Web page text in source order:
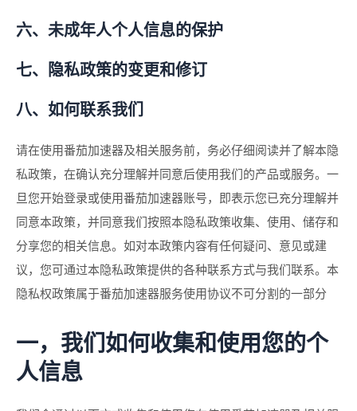
六、未成年人个人信息的保护
七、隐私政策的变更和修订
八、如何联系我们
请在使用番茄加速器及相关服务前，务必仔细阅读并了解本隐
私政策，在确认充分理解并同意后使用我们的产品或服务。一
旦您开始登录或使用番茄加速器账号，即表示您已充分理解并
同意本政策，并同意我们按照本隐私政策收集、使用、储存和
分享您的相关信息。如对本政策内容有任何疑问、意见或建
议，您可通过本隐私政策提供的各种联系方式与我们联系。本
隐私权政策属于番茄加速器服务使用协议不可分割的一部分
一，我们如何收集和使用您的个
人信息